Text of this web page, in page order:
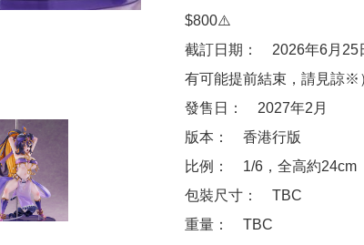
$800⚠️
截訂日期：　2026年6月
有可能提前結束，請見諒※
發售日：　2027年2月
版本：　香港行版
比例：　1/6，全高約24cm
包裝尺寸：　TBC
重量：　TBC